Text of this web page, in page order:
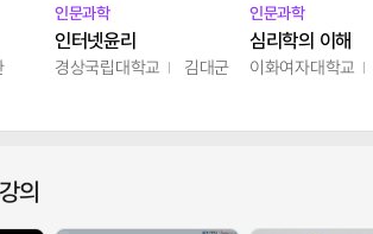
인문과학
인터넷윤리
경상국립대학교 김대군
인문과학
심리학의 이해
이화여자대학교
의